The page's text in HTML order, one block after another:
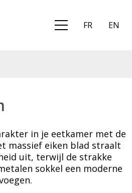
FR EN
in je eetkamer met de
massief eiken blad straalt
uit, terwijl de strakke
sokkel een moderne